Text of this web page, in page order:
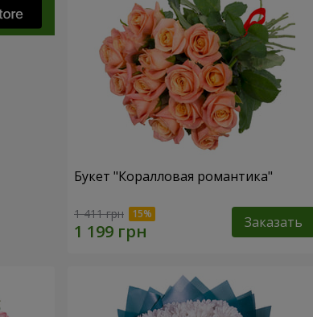
Букет "Коралловая романтика"
1 411 грн Заказать